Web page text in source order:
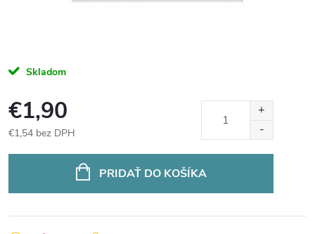
Skladom
€1,90
€1,54 bez DPH
PRIDAŤ DO KOŠÍKA